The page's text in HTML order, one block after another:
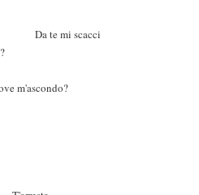
scacci
m'ascondo?